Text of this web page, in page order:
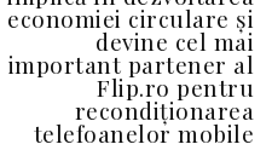
economiei circulare și
devine cel mai
important partener al
Flip.ro pentru
recondiționarea
telefoanelor mobile